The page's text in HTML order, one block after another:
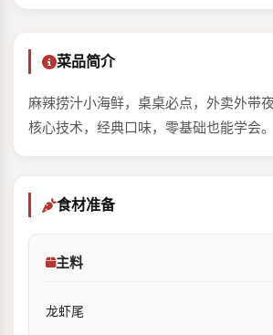
菜品简介
麻辣捞汁小海鲜，桌桌必点，外卖外带
核心技术，经典口味，零基础也能学会。
食材准备
主料
龙虾尾